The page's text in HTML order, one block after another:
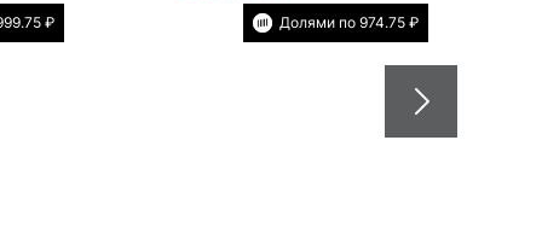
₽ Долями по 974.75 ₽